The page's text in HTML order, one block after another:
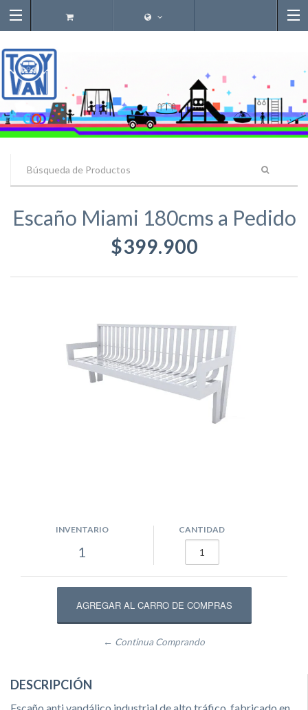
Escaño Miami 180cms a Pedido
$399.900
INVENTARIO
1
CANTIDAD
← Continua Comprando
DESCRIPCIÓN